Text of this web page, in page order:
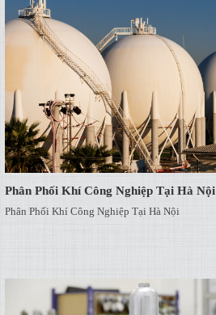
Phân Phối Khí Công Nghiệp Tại Hà Nội
Phân Phối Khí Công Nghiệp Tại Hà Nội